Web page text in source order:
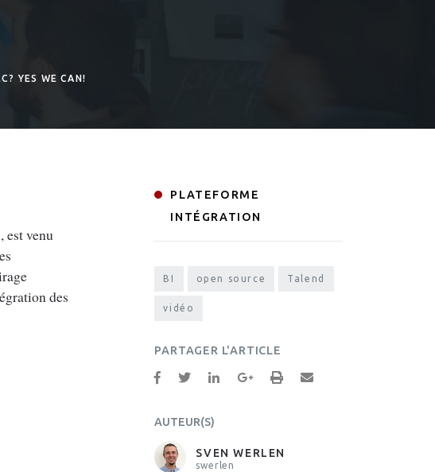
YES WE CAN!
, est venu
des
PLATEFORME
INTÉGRATION
BI open source Talend
vidéo
PARTAGER L'ARTICLE
AUTEUR(S)
SVEN WERLEN
swerlen